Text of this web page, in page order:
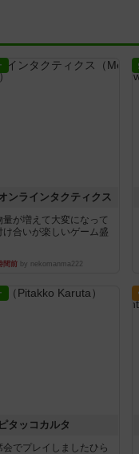
ンラインタクティクス
量が増えて大変になって
け合いが楽しいゲーム盛
間前by nekomanma222
ピタッコカルタ
会でプレイしましたひら